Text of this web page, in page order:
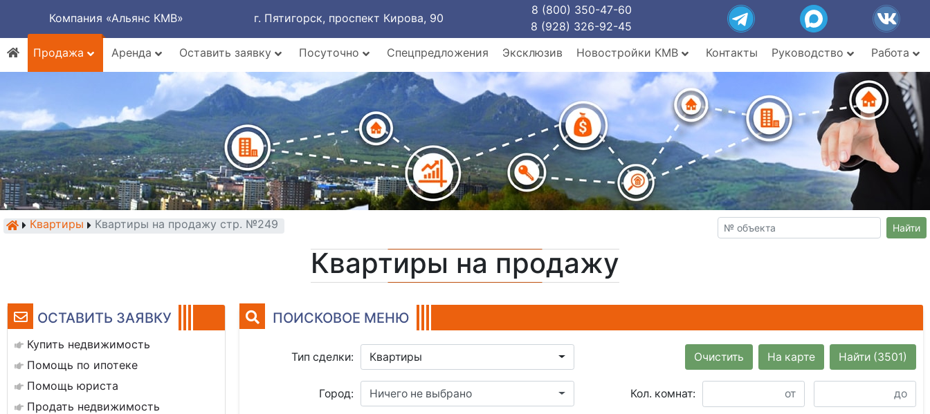
Компания «Альянс КМВ» г. Пятигорск, проспект Кирова, 90
8 (800) 350-47-60
8 (928) 326-92-45
Продажа
Аренда Оставить заявку Посуточно Спецпредложения Эксклюзив Новостройки КМВ Контакты Руководство Работа
Квартиры Квартиры на продажу стр. №249 Найти
Квартиры на продажу
ОСТАВИТЬ ЗАЯВКУ
Купить недвижимость
Помощь по ипотеке
Помощь юриста
Продать недвижимость
ПОИСКОВОЕ МЕНЮ
Тип сделки: Квартиры Найти (3501)
На карте
Очистить
Город: Ничего не выбрано Кол. комнат: